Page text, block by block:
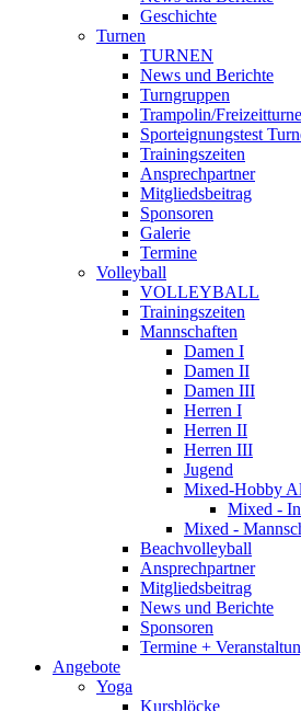
Geschichte
Turnen
TURNEN
News und Berichte
Turngruppen
Trampolin/
Sporteignungstest
Trainingszeiten
Ansprechpartner
Mitgliedsbeitrag
Sponsoren
Galerie
Termine
Volleyball
VOLLEYBALL
Trainingszeiten
Mannschaften
Damen I
Damen II
Damen III
Herren I
Herren II
Herren III
Jugend
Mixed-Hobby
Mixed -
Mixed -
Beachvolleyball
Ansprechpartner
Mitgliedsbeitrag
News und Berichte
Sponsoren
Termine +
Angebote
Yoga
Kursblöcke